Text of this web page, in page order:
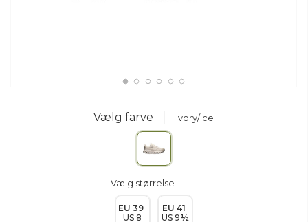
Vælg farve Ivory/Ice
Vælg størrelse
EU 39
US 8
EU 41
US 9½